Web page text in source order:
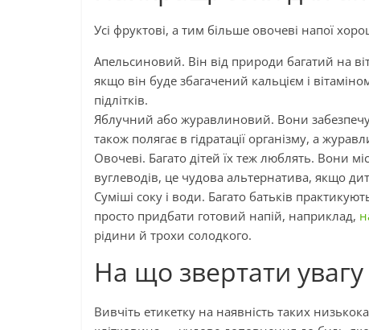
Усі фруктові, а тим більше овочеві напої
Апельсиновий. Він від природи багатий на
якщо він буде збагачений кальцієм і
підлітків.
Яблучний або журавлиновий. Вони
також полягає в гідратації організму, а
Овочеві. Багато дітей їх теж люблять. Вони
вуглеводів, це чудова альтернатива, якщо
Суміші соку і води. Багато батьків
просто придбати готовий напій, наприклад,
рідини й трохи солодкого.
На що звертати
Вивчіть етикетку на наявність таких